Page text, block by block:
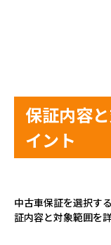
保証内容
イント
中古車保証を選択す
証内容と対象範囲を